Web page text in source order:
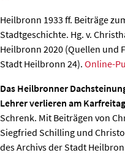
Heilbronn 1933 ff. Beiträge
Stadtgeschichte. Hg. v.
Heilbronn 2020 (Quellen und
Stadt Heilbronn 24). Online-
Das Heilbronner
Lehrer verlieren am
Schrenk. Mit Beiträgen von
Siegfried Schilling und
des Archivs der Stadt